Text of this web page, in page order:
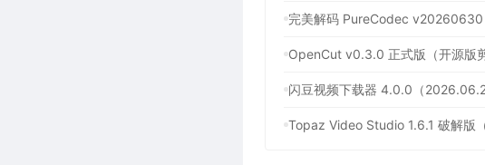
完美解码 PureCodec v20260630
OpenCut v0.3.0 正式版（开源版
闪豆视频下载器 4.0.0（
Topaz Video Studio 1.6.1 破解版